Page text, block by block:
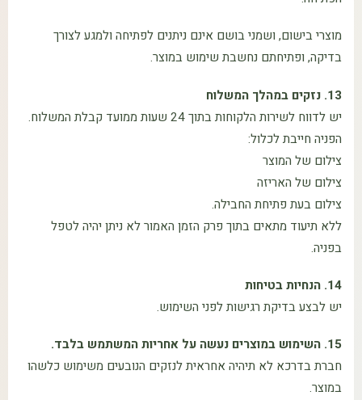
מוצרי בישום, ושמני בושם אינם ניתנים לפתיחה ולמגע לצורך
בדיקה, ופתיחתם נחשבת שימוש במוצר.
13. נזקים במהלך המשלוח
יש לדווח לשירות הלקוחות בתוך 24 שעות ממועד קבלת המשלוח.
הפניה חייבת לכלול:
צילום של המוצר
צילום של האריזה
צילום בעת פתיחת החבילה.
ללא תיעוד מתאים בתוך פרק הזמן האמור לא ניתן יהיה לטפל
בפניה.
14. הנחיות בטיחות
יש לבצע בדיקת רגישות לפני השימוש.
15. השימוש במוצרים נעשה על אחריות המשתמש בלבד.
חברת בדרכא לא תיהיה אחראית לנזקים הנובעים משימוש כלשהו
במוצר.